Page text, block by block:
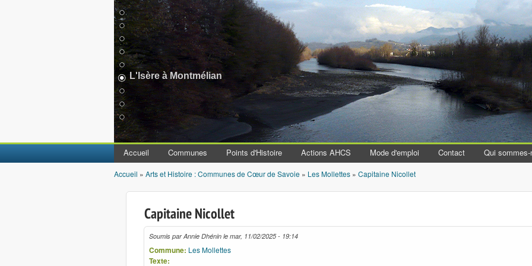
Aller au contenu principal
L'Isère à Montmélian
Accueil Communes Points d'Histoire Actions AHCS Mode d'emploi Contact Qui
Vous êtes ici
Accueil » Arts et Histoire : Communes de Cœur de Savoie » Les Mollettes » Capitaine Nicollet
Capitaine Nicollet
Soumis parAnnie Dhénin le mar, 11/02/2025 - 19:14
Commune: Les Mollettes
Texte: